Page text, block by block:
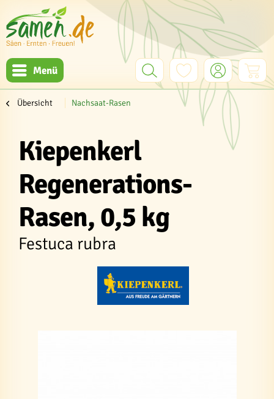
Menü
Übersicht Nachsaat-Rasen
Kiepenkerl
Regenerations-
Rasen, 0,5 kg
Festuca rubra